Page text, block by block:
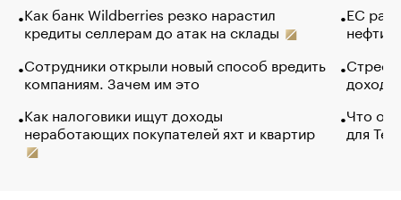
Как банк Wildberries резко нарастил
кредиты селлерам до атак на склады
Сотрудники открыли новый способ вредить
компаниям. Зачем им это
Как налоговики ищут доходы
неработающих покупателей яхт и квартир
ЕС
нефти
Что
для